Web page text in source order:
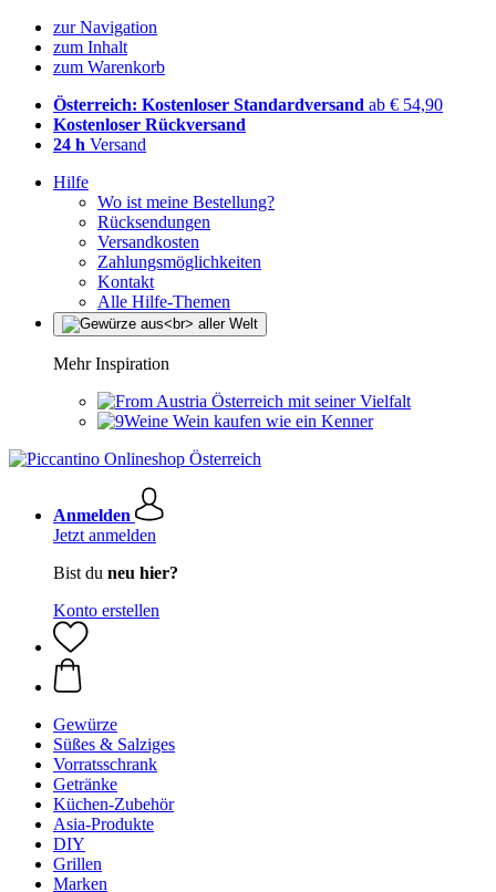
zur Navigation
zum Inhalt
zum Warenkorb
Österreich: Kostenloser Standardversand ab € 54,90
Kostenloser Rückversand
24 h Versand
Hilfe
Wo ist meine Bestellung?
Rücksendungen
Versandkosten
Zahlungsmöglichkeiten
Kontakt
Alle Hilfe-Themen
Mehr Inspiration
Österreich mit seiner Vielfalt
Wein kaufen wie ein Kenner
Anmelden
Jetzt anmelden
Bist du neu hier?
Konto erstellen
Gewürze
Süßes & Salziges
Vorratsschrank
Getränke
Küchen-Zubehör
Asia-Produkte
DIY
Grillen
Marken